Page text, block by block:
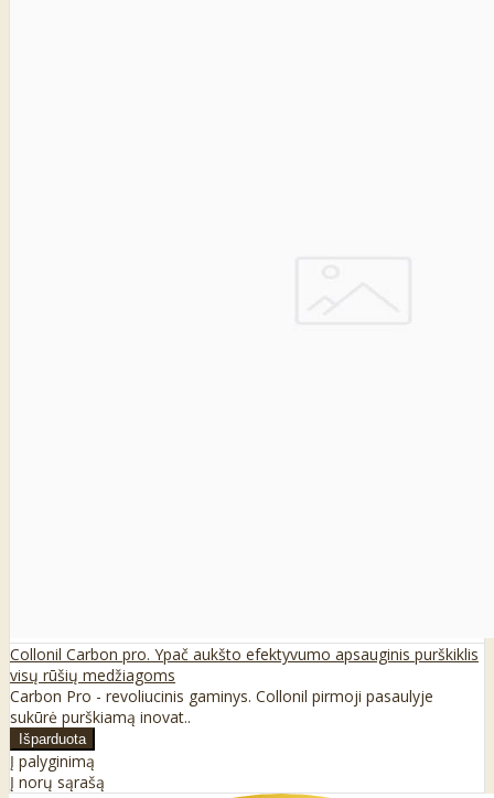
Collonil Carbon pro. Ypač aukšto efektyvumo apsauginis purškiklis
visų rūšių medžiagoms
Carbon Pro - revoliucinis gaminys. Collonil pirmoji pasaulyje
sukūrė purškiamą inovat..
Į palyginimą
Į norų sąrašą